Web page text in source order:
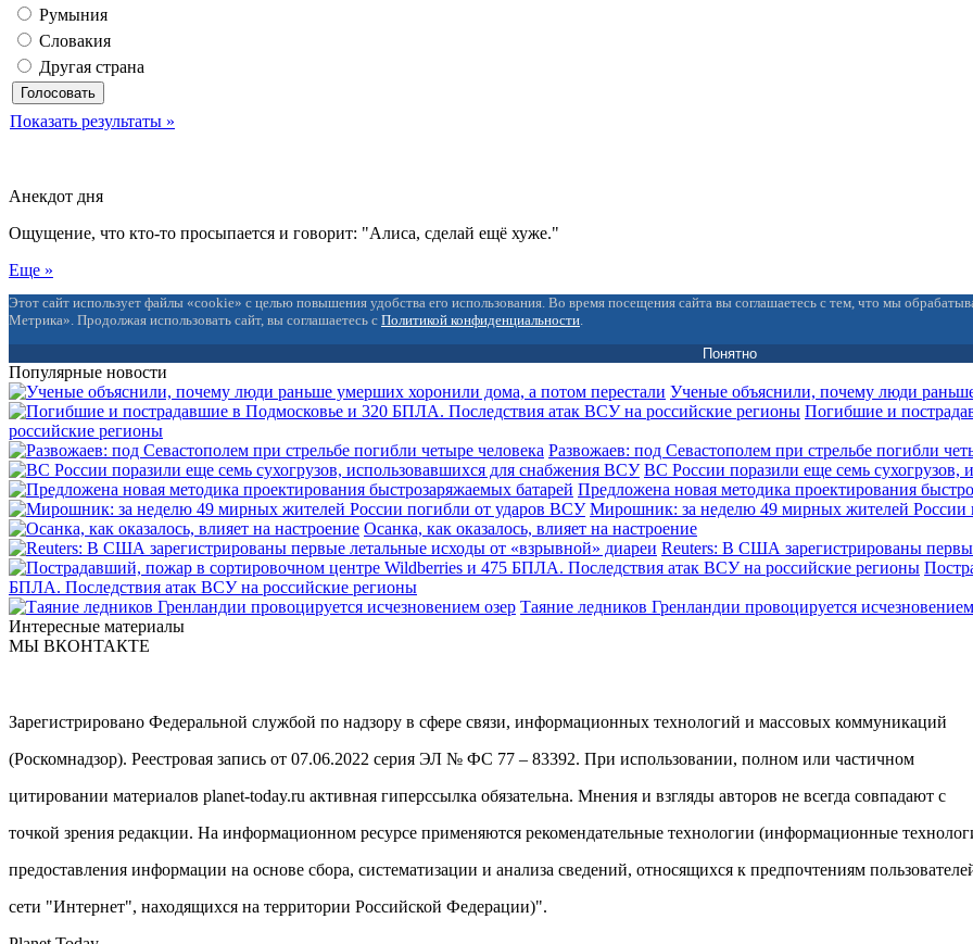
Румыния
Словакия
Другая страна
Показать результаты »
Анекдот дня
Ощущение, что кто-то просыпается и говорит: "Алиса, сделай ещё хуже."
Еще »
Этот сайт использует файлы «cookie» с целью повышения удобства его использования. Во время посещения сайта вы соглашаетесь с тем, что мы
Метрика». Продолжая использовать сайт, вы соглашаетесь с Политикой конфиденциальности.
Понятно
Популярные новости
Ученые объяснили, почему люди
Погибшие и
российские регионы
Развожаев: под Севастополем при стрельбе погибли
ВС России поразили еще семь
Предложена новая методика проектирования
Мирошник: за неделю 49 мирных жителей России
Осанка, как оказалось, влияет на настроение
Reuters: В США зарегистрированы
БПЛА. Последствия атак ВСУ на российские регионы
Таяние ледников Гренландии провоцируется
Интересные материалы
МЫ ВКОНТАКТЕ
Зарегистрировано Федеральной службой по надзору в сфере связи, информационных технологий и массовых коммуникаций
(Роскомнадзор). Реестровая запись от 07.06.2022 серия ЭЛ № ФС 77 – 83392. При использовании, полном или частичном
цитировании материалов planet-today.ru активная гиперссылка обязательна. Мнения и взгляды авторов не всегда совпадают с
точкой зрения редакции. На информационном ресурсе применяются рекомендательные технологии (информационные
предоставления информации на основе сбора, систематизации и анализа сведений, относящихся к предпочтениям
сети "Интернет", находящихся на территории Российской Федерации)".